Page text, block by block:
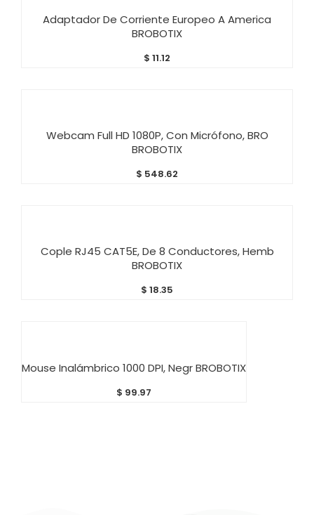
Adaptador De Corriente Europeo A America
BROBOTIX
$ 11.12
Webcam Full HD 1080P, Con Micrófono, BRO
BROBOTIX
$ 548.62
Cople RJ45 CAT5E, De 8 Conductores, Hemb
BROBOTIX
$ 18.35
Mouse Inalámbrico 1000 DPI, Negr BROBOTIX
$ 99.97